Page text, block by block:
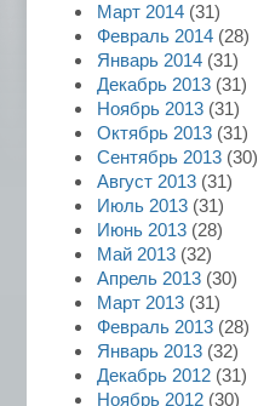
Март 2014 (31)
Февраль 2014 (28)
Январь 2014 (31)
Декабрь 2013 (31)
Ноябрь 2013 (31)
Октябрь 2013 (31)
Сентябрь 2013 (30)
Август 2013 (31)
Июль 2013 (31)
Июнь 2013 (28)
Май 2013 (32)
Апрель 2013 (30)
Март 2013 (31)
Февраль 2013 (28)
Январь 2013 (32)
Декабрь 2012 (31)
Ноябрь 2012 (30)